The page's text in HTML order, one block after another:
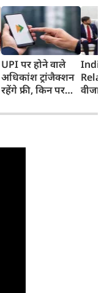
UPI पर होने वाले
अधिकांश ट्रांजैक्शन
रहेंगे फ्री, किन पर
ने दिया बड़ा अपडेट
वीजा